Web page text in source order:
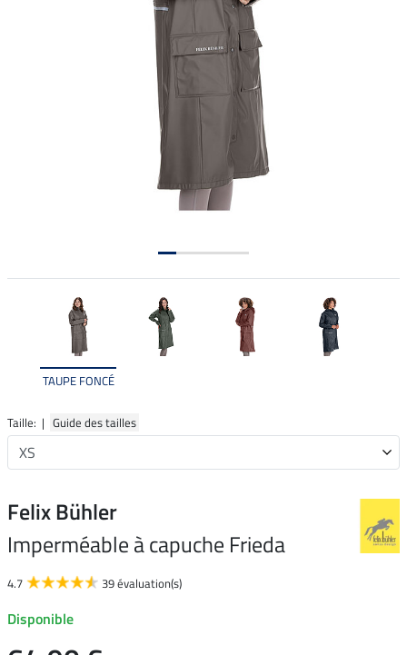
TAUPE FONCÉ
Taille: | Guide des tailles
Felix Bühler
Imperméable à capuche Frieda
4.7 39 évaluation(s)
Disponible